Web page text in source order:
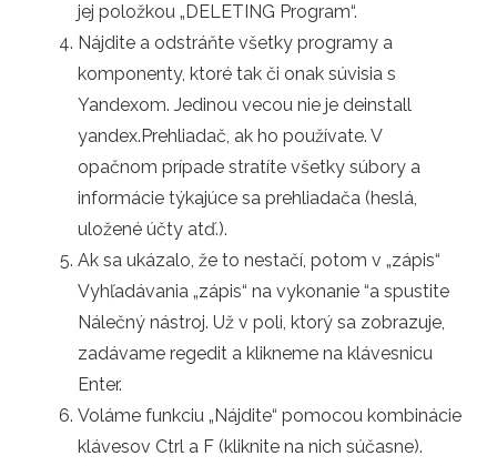
jej položkou „DELETING Program“.
Nájdite a odstráňte všetky programy a
komponenty, ktoré tak či onak súvisia s
Yandexom. Jedinou vecou nie je deinstall
yandex.Prehliadač, ak ho používate. V
opačnom prípade stratíte všetky súbory a
informácie týkajúce sa prehliadača (heslá,
uložené účty atď.).
Ak sa ukázalo, že to nestačí, potom v „zápis“
Vyhľadávania „zápis“ na vykonanie “a spustite
Nálečný nástroj. Už v poli, ktorý sa zobrazuje,
zadávame regedit a klikneme na klávesnicu
Enter.
Voláme funkciu „Nájdite“ pomocou kombinácie
klávesov Ctrl a F (kliknite na nich súčasne).